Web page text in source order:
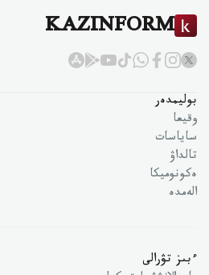
KAZINFORM
بوليمدەر
وقيعا
ساياسات
تالداۋ
ەكونوميكا
الەمدە
ءبىز تۋرالى